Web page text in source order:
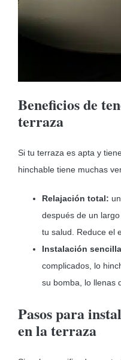
Beneficios de
terraza
Si tu terraza es apta y
hinchable tiene muchas
Relajación total:
después de un
tu salud. Reduce el
Instalación
complicados, lo
su bomba, lo llenas
Pasos para
en la terraza